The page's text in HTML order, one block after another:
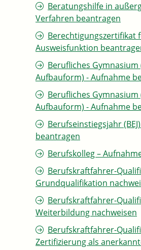
Beratungshilfe in
Verfahren beantragen
Berechtigungszertifikat
Ausweisfunktion
Berufliches
Aufbauform) - Aufnahme
Berufliches
Aufbauform) - Aufnahme
Berufseinstiegsjahr
beantragen
Berufskolleg –
Berufskraftfahrer-
Grundqualifikation
Berufskraftfahrer-
Weiterbildung nachweisen
Berufskraftfahrer-
Zertifizierung als